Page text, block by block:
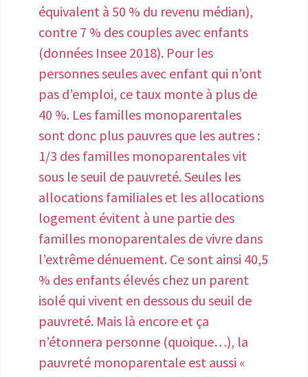
de leur endométriose à leur direction, le
plus souvent après une absence
prolongée ou des arrêts fréquents.
Dans 25 % des cas, la direction s’est
montrée compréhensive et a proposé
des aménagements d’horaires ou de
poste. Mais dans 12 % des cas, elle a
réagi négativement en tenant des
propos inadaptés ou malveillants.
Enfin, 8 % affirment que leur direction a
pris des décisions négatives affectant
leur poste. Une personne atteinte
d'endométriose peut demander une
reconnaissance de la qualité de
travailleur handicapé (RQTH).
L'endométriose est une maladie qui
peut aussi entrer dans le cadre d'une
Affection Longue Durée (ALD) dite 31,
équivalent à 50 % du revenu médian),
contre 7 % des couples avec enfants
(données Insee 2018). Pour les
personnes seules avec enfant qui n’ont
pas d’emploi, ce taux monte à plus de
40 %. Les familles monoparentales
sont donc plus pauvres que les autres :
1/3 des familles monoparentales vit
sous le seuil de pauvreté. Seules les
allocations familiales et les allocations
logement évitent à une partie des
familles monoparentales de vivre dans
l’extrême dénuement. Ce sont ainsi 40,5
% des enfants élevés chez un parent
isolé qui vivent en dessous du seuil de
pauvreté. Mais là encore et ça
n’étonnera personne (quoique…), la
pauvreté monoparentale est aussi «